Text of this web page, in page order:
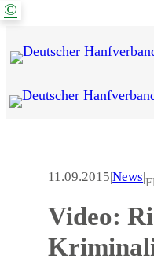
Zum
springen
©
11.09.2015|News|
Video: